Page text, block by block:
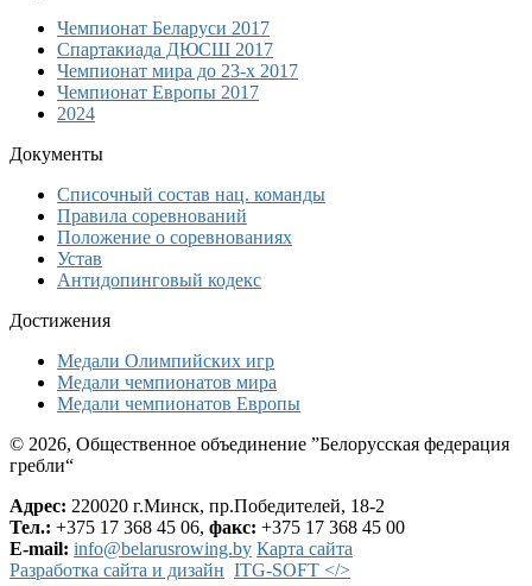
Чемпионат Беларуси 2017
Спартакиада ДЮСШ 2017
Чемпионат мира до 23-х 2017
Чемпионат Европы 2017
2024
Документы
Списочный состав нац. команды
Правила соревнований
Положение о соревнованиях
Устав
Антидопинговый кодекс
Достижения
Медали Олимпийских игр
Медали чемпионатов мира
Медали чемпионатов Европы
© 2026, Общественное объединение ”Белорусская федерация
гребли“
Адрес: 220020 г.Минск, пр.Победителей, 18-2
Тел.: +375 17 368 45 06, факс: +375 17 368 45 00
E-mail:
Карта сайта
Разработка сайта и дизайн ITG-SOFT </>